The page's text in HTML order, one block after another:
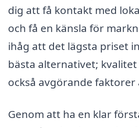
dig att få kontakt med
och få en känsla för
ihåg att det lägsta priset
bästa alternativet; kvalitet
också avgörande
Genom att ha en klar